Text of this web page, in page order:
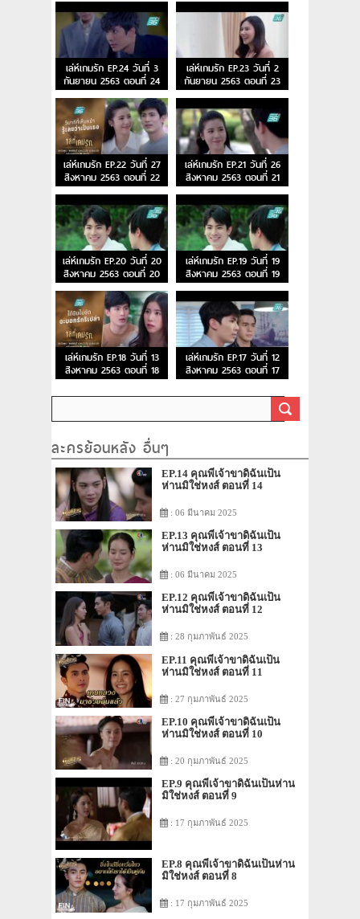
เล่ห์เกมรัก EP.24 วันที่ 3
กันยายน 2563 ตอนที่ 24
เล่ห์เกมรัก EP.23 วันที่ 2
กันยายน 2563 ตอนที่ 23
เล่ห์เกมรัก EP.22 วันที่ 27
สิงหาคม 2563 ตอนที่ 22
เล่ห์เกมรัก EP.21 วันที่ 26
สิงหาคม 2563 ตอนที่ 21
เล่ห์เกมรัก EP.20 วันที่ 20
สิงหาคม 2563 ตอนที่ 20
เล่ห์เกมรัก EP.19 วันที่ 19
สิงหาคม 2563 ตอนที่ 19
เล่ห์เกมรัก EP.18 วันที่ 13
สิงหาคม 2563 ตอนที่ 18
เล่ห์เกมรัก EP.17 วันที่ 12
สิงหาคม 2563 ตอนที่ 17
ละครย้อนหลัง อื่นๆ
EP.14 คุณพี่เจ้าขาดิฉันเป็น
ห่านมิใช่หงส์ ตอนที่ 14
: 06 มีนาคม 2025
EP.13 คุณพี่เจ้าขาดิฉันเป็น
ห่านมิใช่หงส์ ตอนที่ 13
: 06 มีนาคม 2025
EP.12 คุณพี่เจ้าขาดิฉันเป็น
ห่านมิใช่หงส์ ตอนที่ 12
: 28 กุมภาพันธ์ 2025
EP.11 คุณพี่เจ้าขาดิฉันเป็น
ห่านมิใช่หงส์ ตอนที่ 11
: 27 กุมภาพันธ์ 2025
EP.10 คุณพี่เจ้าขาดิฉันเป็น
ห่านมิใช่หงส์ ตอนที่ 10
: 20 กุมภาพันธ์ 2025
EP.9 คุณพี่เจ้าขาดิฉันเป็นห่าน
มิใช่หงส์ ตอนที่ 9
: 17 กุมภาพันธ์ 2025
EP.8 คุณพี่เจ้าขาดิฉันเป็นห่าน
มิใช่หงส์ ตอนที่ 8
: 17 กุมภาพันธ์ 2025